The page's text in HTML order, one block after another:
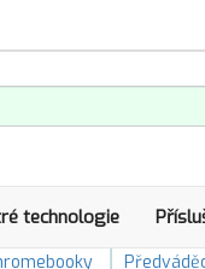
technologie